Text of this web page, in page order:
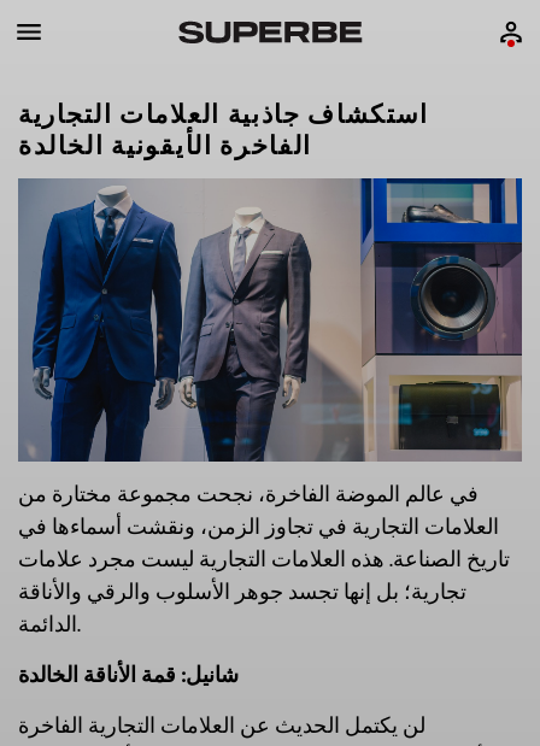
استكشاف جاذبية العلامات التجارية
الفاخرة الأيقونية الخالدة
في عالم الموضة الفاخرة، نجحت مجموعة مختارة من
العلامات التجارية في تجاوز الزمن، ونقشت أسماءها في
تاريخ الصناعة. هذه العلامات التجارية ليست مجرد علامات
تجارية؛ بل إنها تجسد جوهر الأسلوب والرقي والأناقة
الدائمة.
شانيل: قمة الأناقة الخالدة
لن يكتمل الحديث عن العلامات التجارية الفاخرة